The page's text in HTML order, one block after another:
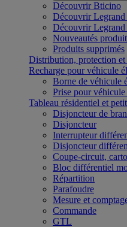
Découvrir Bticino
Découvrir Legrand
Découvrir
Nouveautés
Produits supprimés
Distribution, protection et
Recharge pour véhicule
Borne de véhicule
Prise pour
Tableau résidentiel et
Disjoncteur de
Disjoncteur
Interrupteur
Disjoncteur
Coupe-circuit,
Bloc différentiel
Répartition
Parafoudre
Mesure et
Commande
GTL